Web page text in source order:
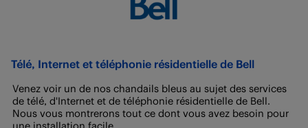
Télé, Internet et téléphonie résidentielle de Bell
Venez voir un de nos chandails bleus au sujet des services
de télé, d'Internet et de téléphonie résidentielle de Bell.
Nous vous montrerons tout ce dont vous avez besoin pour
une installation facile.